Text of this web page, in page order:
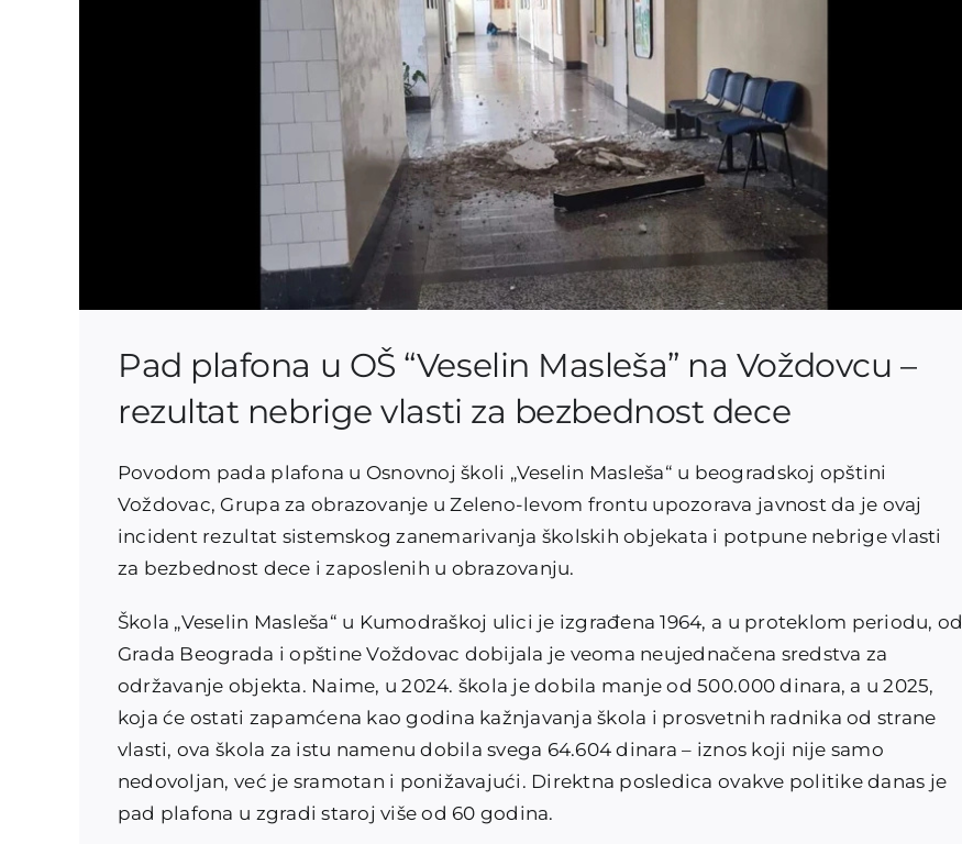
Pad plafona u OŠ “Veselin Masleša” na Voždovcu –
rezultat nebrige vlasti za bezbednost dece
Povodom pada plafona u Osnovnoj školi „Veselin Masleša“ u beogradskoj opštini
Voždovac, Grupa za obrazovanje u Zeleno-levom frontu upozorava javnost da je ovaj
incident rezultat sistemskog zanemarivanja školskih objekata i potpune nebrige vlasti
za bezbednost dece i zaposlenih u obrazovanju.
Škola „Veselin Masleša“ u Kumodraškoj ulici je izgrađena 1964, a u proteklom periodu, od
Grada Beograda i opštine Voždovac dobijala je veoma neujednačena sredstva za
održavanje objekta. Naime, u 2024. škola je dobila manje od 500.000 dinara, a u 2025,
koja će ostati zapamćena kao godina kažnjavanja škola i prosvetnih radnika od strane
vlasti, ova škola za istu namenu dobila svega 64.604 dinara – iznos koji nije samo
nedovoljan, već je sramotan i ponižavajući. Direktna posledica ovakve politike danas je
pad plafona u zgradi staroj više od 60 godina.